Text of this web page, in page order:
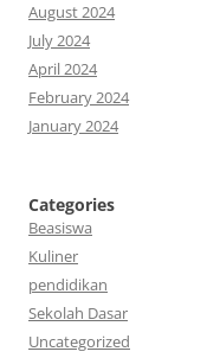
August 2024
July 2024
April 2024
February 2024
January 2024
Categories
Beasiswa
Kuliner
pendidikan
Sekolah Dasar
Uncategorized